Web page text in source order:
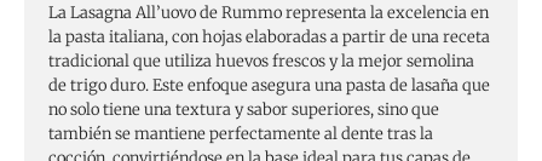
La Lasagna All’uovo de Rummo representa la excelencia en
la pasta italiana, con hojas elaboradas a partir de una receta
tradicional que utiliza huevos frescos y la mejor semolina
de trigo duro. Este enfoque asegura una pasta de lasaña que
no solo tiene una textura y sabor superiores, sino que
también se mantiene perfectamente al dente tras la